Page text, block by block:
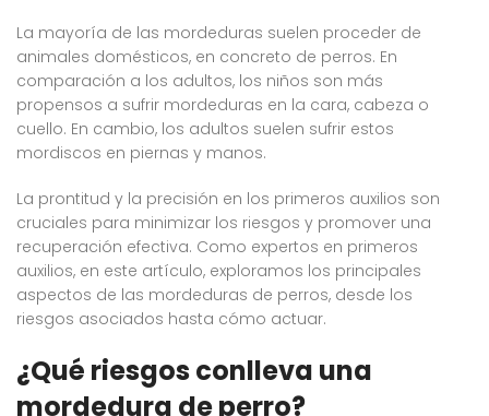
La mayoría de las mordeduras suelen proceder de
animales domésticos, en concreto de perros. En
comparación a los adultos, los niños son más
propensos a sufrir mordeduras en la cara, cabeza o
cuello. En cambio, los adultos suelen sufrir estos
mordiscos en piernas y manos.
La prontitud y la precisión en los primeros auxilios son
cruciales para minimizar los riesgos y promover una
recuperación efectiva. Como expertos en primeros
auxilios, en este artículo, exploramos los principales
aspectos de las mordeduras de perros, desde los
riesgos asociados hasta cómo actuar.
¿Qué riesgos conlleva una
mordedura de perro?